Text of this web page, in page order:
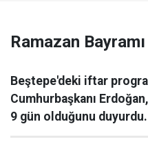
Ramazan
Beştepe'deki iftar
Cumhurbaşkanı
9 gün olduğunu duyurdu.